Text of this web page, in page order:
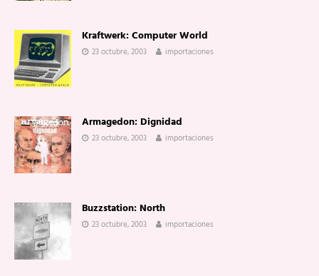
Kraftwerk: Computer World
23 octubre, 2003 importaciones
Armagedon: Dignidad
23 octubre, 2003 importaciones
Buzzstation: North
23 octubre, 2003 importaciones